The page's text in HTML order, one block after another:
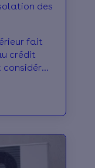
des
fait
crédit
des